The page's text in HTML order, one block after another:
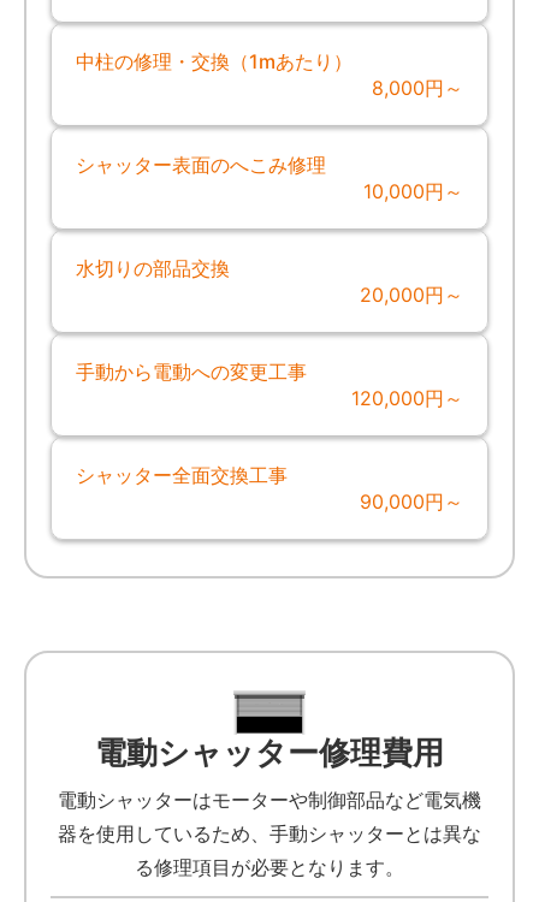
中柱の修理・交換（1mあたり）
8,000円～
シャッター表面のへこみ修理
10,000円～
水切りの部品交換
20,000円～
手動から電動への変更工事
120,000円～
シャッター全面交換工事
90,000円～
電動シャッター修理費用
電動シャッターはモーターや制御部品など電気機
器を使用しているため、手動シャッターとは異な
る修理項目が必要となります。